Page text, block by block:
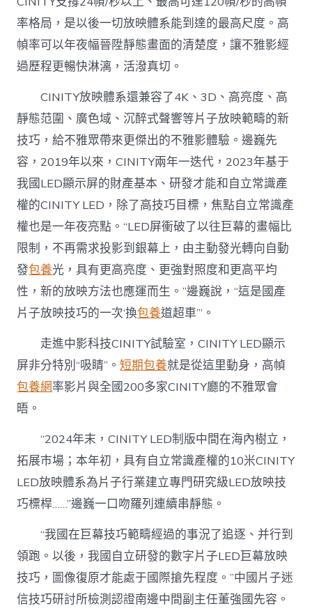
率格局，是以後一切放映體系能到達的最高尺度。高
幀率可以年夜幅晉陞靜態畫面的清楚度，讓不雅影經
過歷程更暢快淋漓，活潑真切。
CINITY放映體系還兼容了4K、3D、高亮度、高
靜態范圍、廣色域、沉醉式聲響等片子放映範疇的新
技巧，給不雅眾帶來更傑出的不雅影體驗。邊巍先
容，2019年以來，CINITY兩年一迭代，2023年基于
我國LED顯示屏的財產基本、研發才能和自立常識產
權的CINITY LED，除了高技巧目標，焦點自立常識產
權也是一年夜亮點。“LED屏衝破了以往巨幕的畫幅比
限制，不再需求投影到銀幕上，由主動發光轉向自動
發包養光，具有更高亮度、更強對照度和更高平均
性，新的放映方法也應運而生。”邊巍說，“這是國產
片子放映技巧的一次‘換包養道超車’”。
走進中影科技CINITY試驗室，CINITY LED顯示
屏非分特別“吸睛”。短期包養就是從這里動身，高幀
包養網率影片與全國200多家CINITY廳的不雅眾會
晤。
“2024年末，CINITY LED制版中間在海內樹立，
拓展市場；本年初，具有自立常識產權的10米CINITY
LED放映體系為片子行業建立專門研究級LED放映技
巧標桿……”邊巍一口吻羅列連續串靜態。
“我國在巨幕技巧範疇經過的事況了追逐、并行到
領跑。以後，我國自立研發的數字片子LED巨幕放映
技巧，圖像復原才能處于國際搶先程度。”中國片子迷
信技巧研討所檢測認證南邊中間副主任董強國先容。